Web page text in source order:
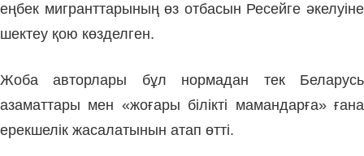
еңбек мигранттарының өз отбасын Ресейге әкелуіне
шектеу қою көзделген.
Жоба авторлары бұл нормадан тек Беларусь
азаматтары мен «жоғары білікті мамандарға» ғана
ерекшелік жасалатынын атап өтті.